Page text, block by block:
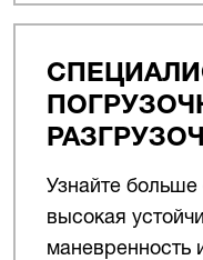
Узнайте больше
высокая
маневренность